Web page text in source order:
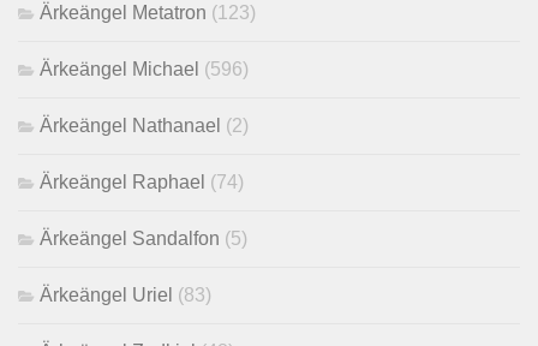
Ärkeängel Metatron (123)
Ärkeängel Michael (596)
Ärkeängel Nathanael (2)
Ärkeängel Raphael (74)
Ärkeängel Sandalfon (5)
Ärkeängel Uriel (83)